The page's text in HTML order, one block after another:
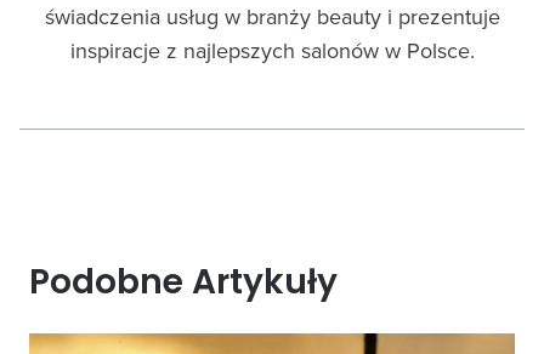
świadczenia usług w branży beauty i prezentuje
inspiracje z najlepszych salonów w Polsce.
Podobne Artykuły